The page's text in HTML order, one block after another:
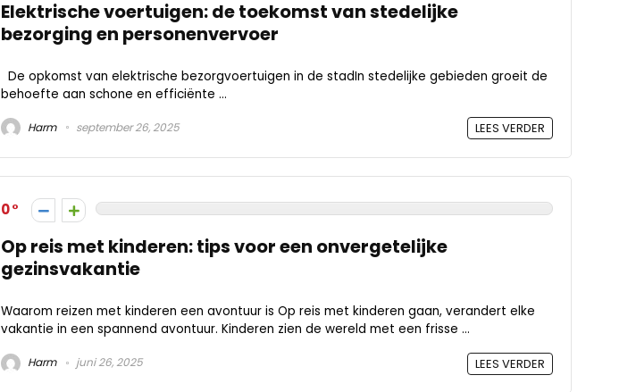
Elektrische voertuigen: de toekomst van stedelijke
bezorging en personenvervoer
De opkomst van elektrische bezorgvoertuigen in de stadIn stedelijke gebieden groeit de
behoefte aan schone en efficiënte ...
Harm september 26, 2025 LEES VERDER
0
Op reis met kinderen: tips voor een onvergetelijke
gezinsvakantie
Waarom reizen met kinderen een avontuur is Op reis met kinderen gaan, verandert elke
vakantie in een spannend avontuur. Kinderen zien de wereld met een frisse ...
Harm juni 26, 2025 LEES VERDER